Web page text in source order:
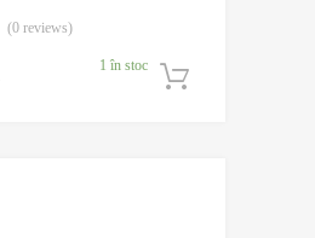
(0 reviews)
1 în stoc